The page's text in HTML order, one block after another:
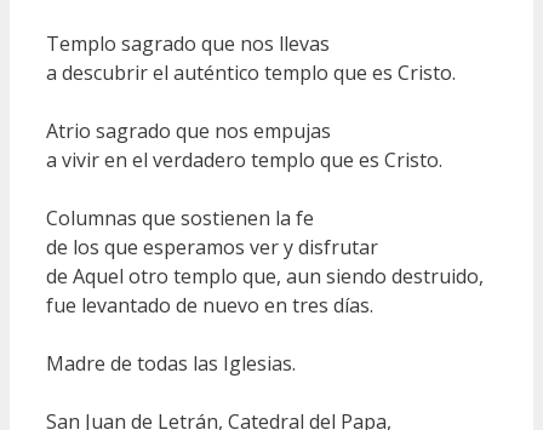
Templo sagrado que nos llevas
a descubrir el auténtico templo que es Cristo.
Atrio sagrado que nos empujas
a vivir en el verdadero templo que es Cristo.
Columnas que sostienen la fe
de los que esperamos ver y disfrutar
de Aquel otro templo que, aun siendo destruido,
fue levantado de nuevo en tres días.
Madre de todas las Iglesias.
San Juan de Letrán, Catedral del Papa,